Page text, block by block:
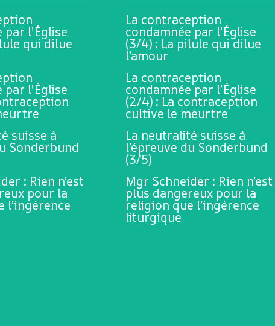
l’Église
qui dilue
l’Église
suisse à
Sonderbund
: Rien n’est
pour la
l’ingérence
La contraception
condamnée par l’Église
(3/4) : La pilule qui dilue
l’amour
La contraception
condamnée par l’Église
(2/4) : La contraception
cultive le meurtre
La neutralité suisse à
l’épreuve du Sonderbund
(3/5)
Mgr Schneider : Rien n’est
plus dangereux pour la
religion que l’ingérence
liturgique